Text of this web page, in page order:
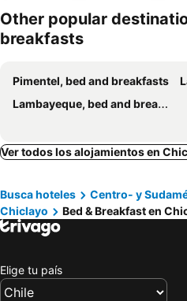
mascotas
Other popular
breakfasts
Pimentel, bed and breakfasts
Lambayeque, bed and breakfasts
Ver todos los alojamientos en
Busca hoteles Centro- y
Chiclayo
Bed & Breakfast en
Elige tu país